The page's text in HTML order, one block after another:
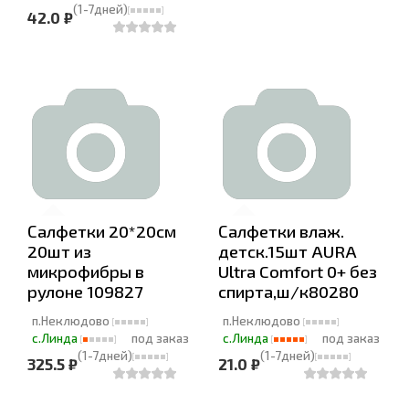
(1-7дней)
42.0 ₽
Салфетки 20*20см
20шт из
микрофибры в
рулоне 109827
п.Неклюдово
с.Линда
под заказ
(1-7дней)
325.5 ₽
Салфетки влаж.
детск.15шт AURA
Ultra Comfort 0+ без
спирта,ш/к80280
п.Неклюдово
с.Линда
под заказ
(1-7дней)
21.0 ₽